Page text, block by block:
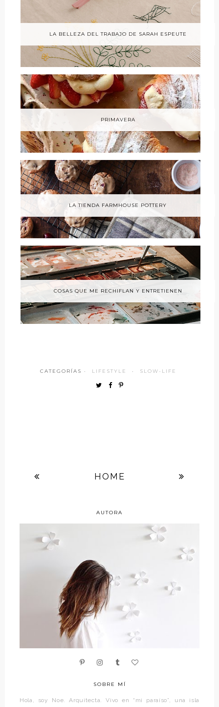
LA BELLEZA DEL TRABAJO DE SARAH ESPEUTE
PRIMAVERA
LA TIENDA FARMHOUSE POTTERY
COSAS QUE ME RECHIFLAN Y ENTRETIENEN
CATEGORÍAS · LIFESTYLE · SLOW-LIFE
HOME
AUTORA
SOBRE MÍ
Hola, soy Noe. Arquitecta. Vivo en “mi paraíso”, una isla